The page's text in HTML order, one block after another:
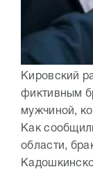
Кировский
фиктивным
мужчиной,
Как
области,